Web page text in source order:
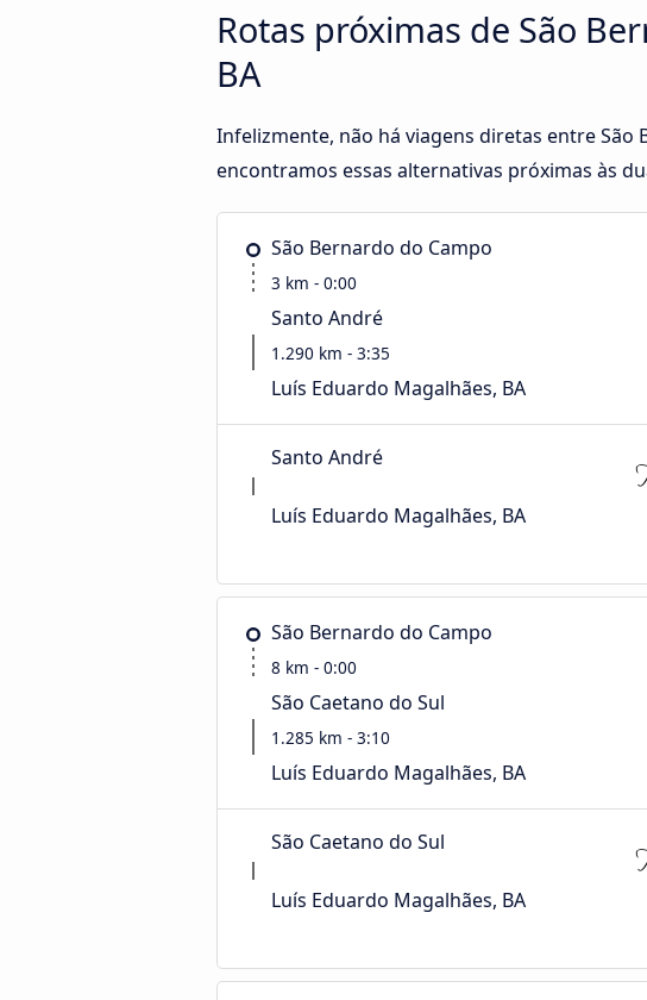
Rotas próximas de São
BA
Infelizmente, não há viagens diretas entre São
encontramos essas alternativas próximas às
São Bernardo do Campo
3 km - 0:00
Santo André
1.290 km - 3:35
Luís Eduardo Magalhães, BA
Santo André
Luís Eduardo Magalhães, BA
São Bernardo do Campo
8 km - 0:00
São Caetano do Sul
1.285 km - 3:10
Luís Eduardo Magalhães, BA
São Caetano do Sul
Luís Eduardo Magalhães, BA